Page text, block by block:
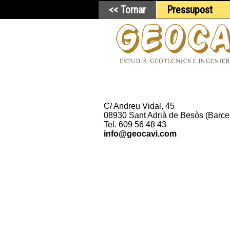
<< Tornar Pressupost
C/ Andreu Vidal, 45
08930 Sant Adrià de Besòs
Tel. 609 56 48 43
info@geocavi.com